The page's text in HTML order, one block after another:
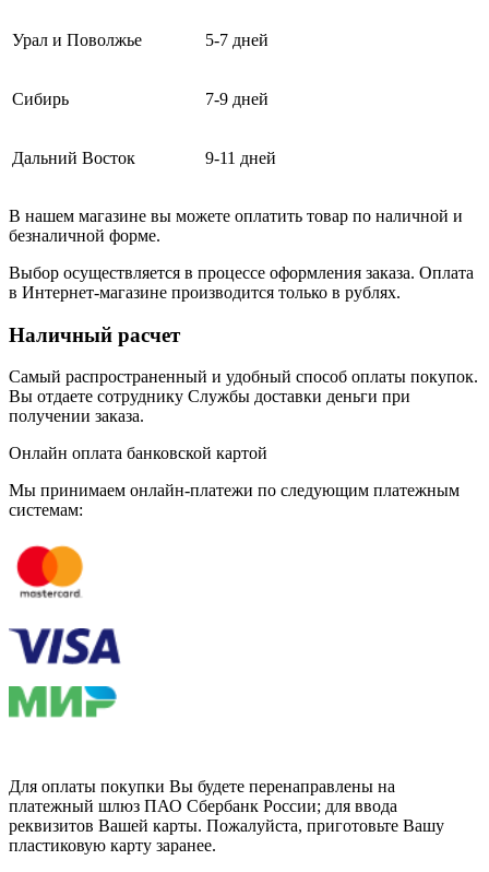
Урал и Поволжье 5-7 дней
Сибирь 7-9 дней
Дальний Восток 9-11 дней
В нашем магазине вы можете оплатить товар по наличной и
безналичной форме.
Выбор осуществляется в процессе оформления заказа. Оплата
в Интернет-магазине производится только в рублях.
Наличный расчет
Самый распространенный и удобный способ оплаты покупок.
Вы отдаете сотруднику Службы доставки деньги при
получении заказа.
Онлайн оплата банковской картой
Мы принимаем онлайн-платежи по cледующим платежным
системам:
Для оплаты покупки Вы будете перенаправлены на
платежный шлюз ПАО Сбербанк России; для ввода
реквизитов Вашей карты. Пожалуйста, приготовьте Вашу
пластиковую карту заранее.